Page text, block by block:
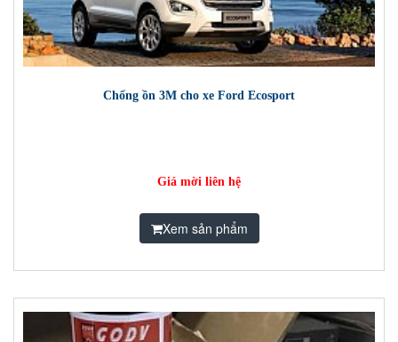
Chống ồn 3M cho xe Ford Ecosport
Giá mời liên hệ
Xem sản phẩm